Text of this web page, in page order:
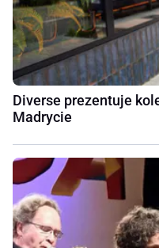
Diverse prezentuje
Madrycie